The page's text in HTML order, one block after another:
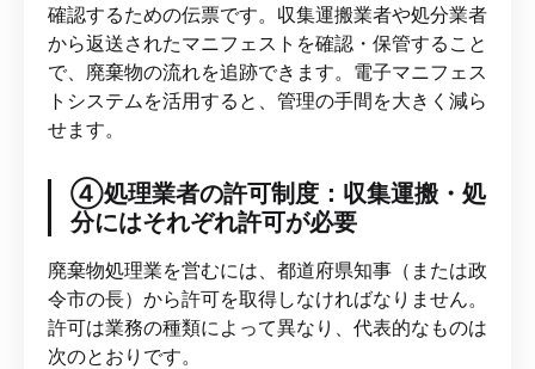
確認するための伝票です。収集運搬業者や処分業者
から返送されたマニフェストを確認・保管すること
で、廃棄物の流れを追跡できます。電子マニフェス
トシステムを活用すると、管理の手間を大きく減ら
せます。
④処理業者の許可制度：収集運搬・処
分にはそれぞれ許可が必要
廃棄物処理業を営むには、都道府県知事（または政
令市の長）から許可を取得しなければなりません。
許可は業務の種類によって異なり、代表的なものは
次のとおりです。